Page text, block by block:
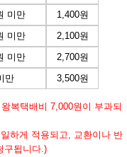
미만
1,400원
미만
2,100원
미만
2,700원
만 3,500원
복택배비 7,000원이 부과되
하게 적용되고, 교환이나 반
구됩니다.)